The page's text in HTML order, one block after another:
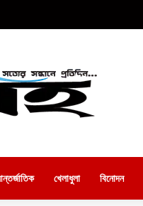
খেলাধুলা বিনোদন